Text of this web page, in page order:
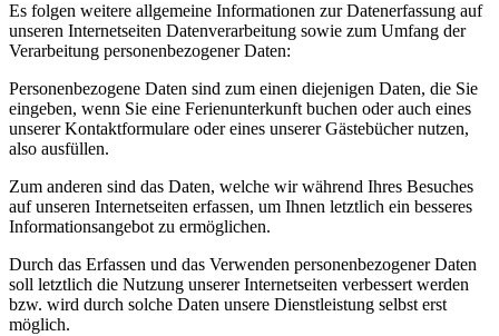
Es folgen weitere allgemeine Informationen zur Datenerfassung auf
unseren Internetseiten Datenverarbeitung sowie zum Umfang der
Verarbeitung personenbezogener Daten:
Personenbezogene Daten sind zum einen diejenigen Daten, die Sie
eingeben, wenn Sie eine Ferienunterkunft buchen oder auch eines
unserer Kontaktformulare oder eines unserer Gästebücher nutzen,
also ausfüllen.
Zum anderen sind das Daten, welche wir während Ihres Besuches
auf unseren Internetseiten erfassen, um Ihnen letztlich ein besseres
Informationsangebot zu ermöglichen.
Durch das Erfassen und das Verwenden personenbezogener Daten
soll letztlich die Nutzung unserer Internetseiten verbessert werden
bzw. wird durch solche Daten unsere Dienstleistung selbst erst
möglich.